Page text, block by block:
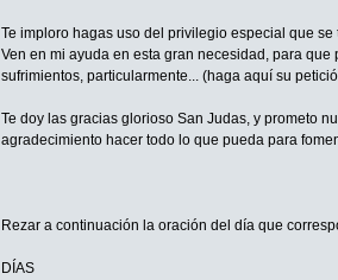
Te imploro hagas uso del privilegio especial que
Ven en mi ayuda en esta gran necesidad, para
sufrimientos, particularmente... (haga aquí su
Te doy las gracias glorioso San Judas, y prometo
agradecimiento hacer todo lo que pueda para
Rezar a continuación la oración del día que
DÍAS